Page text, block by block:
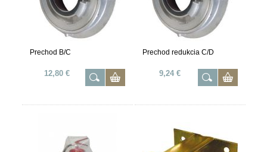
Prechod B/C
12,80 €
Prechod redukcia C/D
9,24 €